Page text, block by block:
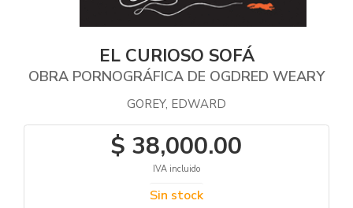
EL CURIOSO SOFÁ
OBRA PORNOGRÁFICA DE OGDRED WEARY
GOREY, EDWARD
$ 38,000.00
IVA incluido
Sin stock